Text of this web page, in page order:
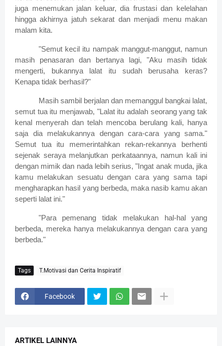
juga menemukan jalan keluar, dia frustasi dan kelelahan
hingga akhirnya jatuh sekarat dan menjadi menu makan
malam kita.
"Semut kecil itu nampak manggut-manggut, namun
masih penasaran dan bertanya lagi, "Aku masih tidak
mengerti, bukannya lalat itu sudah berusaha keras?
Kenapa tidak berhasil?"
Masih sambil berjalan dan memanggul bangkai lalat,
semut tua itu menjawab, "Lalat itu adalah seorang yang tak
kenal menyerah dan telah mencoba berulang kali, hanya
saja dia melakukannya dengan cara-cara yang sama."
Semut tua itu memerintahkan rekan-rekannya berhenti
sejenak seraya melanjutkan perkataannya, namun kali ini
dengan mimik dan nada lebih serius, "Ingat anak muda, jika
kamu melakukan sesuatu dengan cara yang sama tapi
mengharapkan hasil yang berbeda, maka nasib kamu akan
seperti lalat ini."
"Para pemenang tidak melakukan hal-hal yang
berbeda, mereka hanya melakukannya dengan cara yang
berbeda."
Tags T.Motivasi dan Cerita Inspiratif
Facebook
ARTIKEL LAINNYA